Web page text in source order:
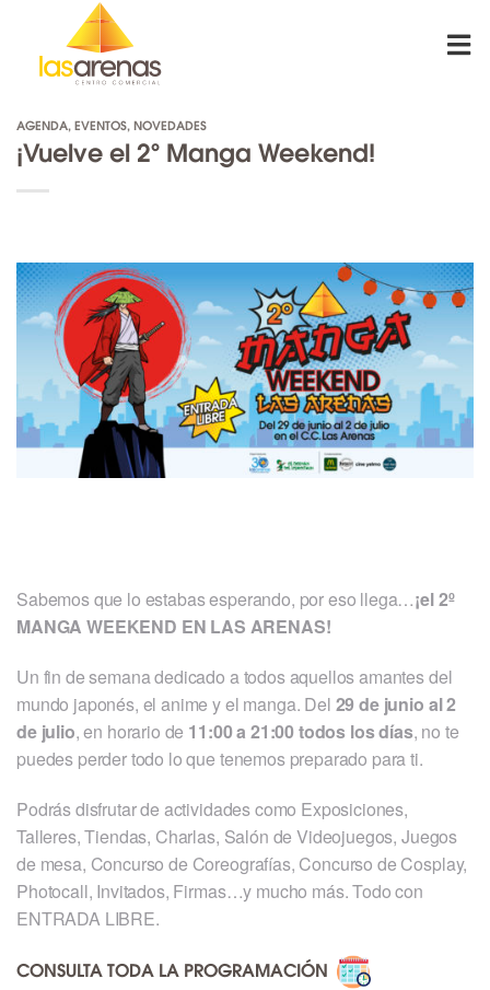
content
AGENDA, EVENTOS, NOVEDADES
¡Vuelve el 2º Manga Weekend!
Sabemos que lo estabas esperando, por eso llega…¡el 2º
MANGA WEEKEND EN LAS ARENAS!
Un fin de semana dedicado a todos aquellos amantes del
mundo japonés, el anime y el manga. Del 29 de junio al 2
de julio, en horario de 11:00 a 21:00 todos los días, no te
puedes perder todo lo que tenemos preparado para ti.
Podrás disfrutar de actividades como Exposiciones,
Talleres, Tiendas, Charlas, Salón de Videojuegos, Juegos
de mesa, Concurso de Coreografías, Concurso de Cosplay,
Photocall, Invitados, Firmas…y mucho más. Todo con
ENTRADA LIBRE.
CONSULTA TODA LA PROGRAMACIÓN